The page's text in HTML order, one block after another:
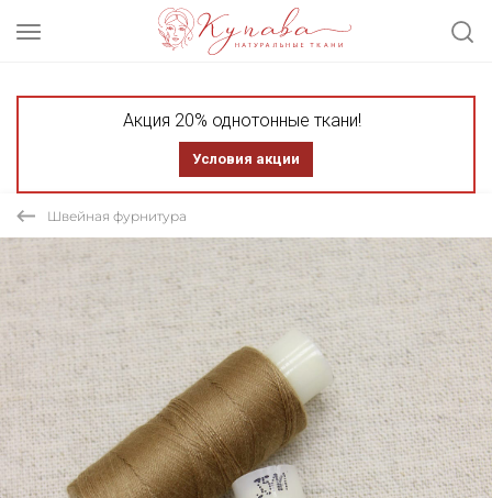
Акция 20% однотонные ткани!
Условия акции
Швейная фурнитура
СКИДКА 20%